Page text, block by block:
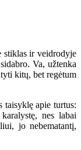
ir veidrodyje
Va, užtenka
kitų, bet regėtum
apie turtus:
nes labai
jo nebematantį,